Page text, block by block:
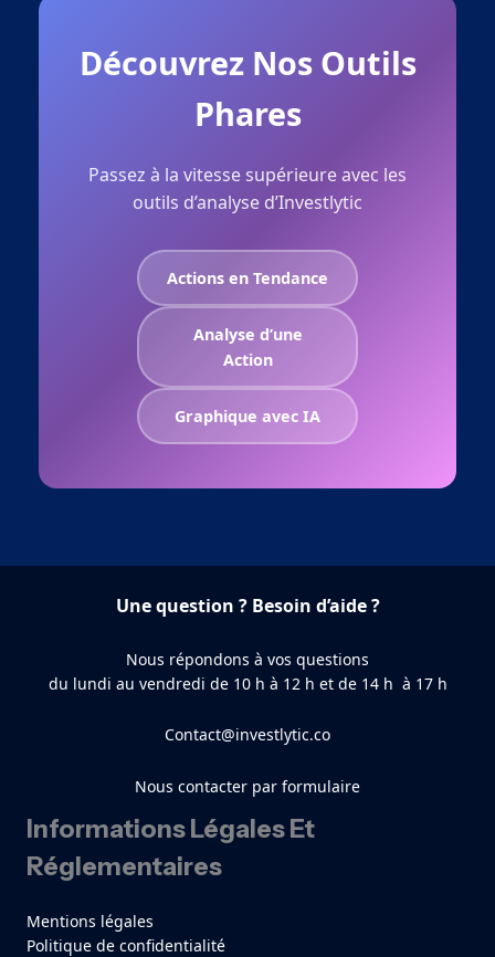
Découvrez Nos Outils
Phares
Passez à la vitesse supérieure avec les
outils d’analyse d’Investlytic
Actions en Tendance
Analyse d’une
Action
Graphique avec IA
Une question ? Besoin d’aide ?
Nous répondons à vos questions
du lundi au vendredi de 10 h à 12 h et de 14 h à 17 h
Contact@investlytic.co
Nous contacter par formulaire
Informations Légales Et
Réglementaires
Mentions légales
Politique de confidentialité